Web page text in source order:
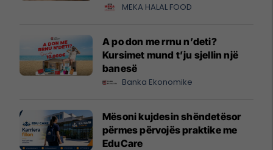
MEKA HALAL FOOD
A po don me rrnu n’deti?
Kursimet mund t’ju sjellin një
banesë
Banka Ekonomike
Mësoni kujdesin shëndetësor
përmes përvojës praktike me
EduCare